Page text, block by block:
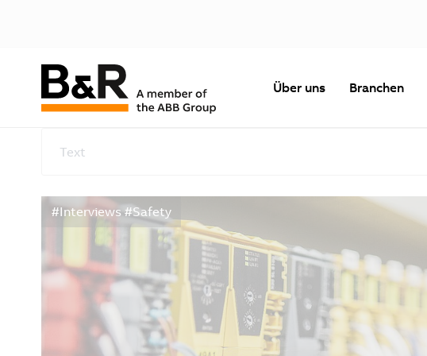
Über uns Branchen
Text
#Interviews #Safety